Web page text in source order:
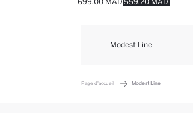
Modest Line
Page d'accueil Modest Line